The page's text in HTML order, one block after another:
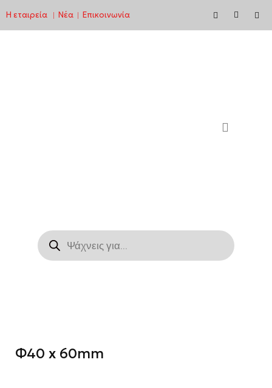
Μεταπηδήστε
Η εταιρεία | Νέα | Επικοινωνία
Φ40 x 60mm